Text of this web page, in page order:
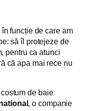
funcție de care am
să îl protejeze de
pentru ca atunci
că apa mai rece nu
de baie
, o companie